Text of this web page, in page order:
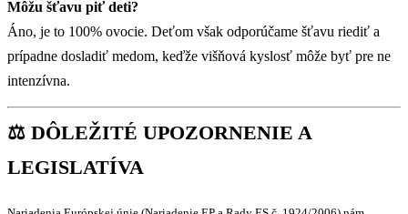
Môžu šťavu piť deti?
Áno, je to 100% ovocie. Deťom však odporúčame šťavu riediť a
prípadne dosladiť medom, keďže višňová kyslosť môže byť pre ne
intenzívna.
⚖️ DÔLEŽITÉ UPOZORNENIE A
LEGISLATÍVA